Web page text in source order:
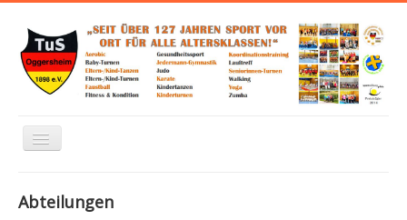
Navigation
Abteilungen